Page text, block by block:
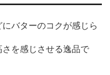
バターのコクが感じら
を感じさせる逸品で